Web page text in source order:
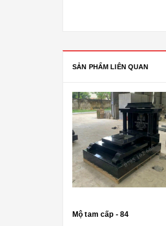
SẢN PHẨM LIÊN QUAN
Mộ tam cấp - 84